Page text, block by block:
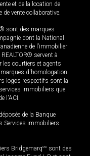
et de la location de
vente collaborative.
sont des marques
dont la National
de l’immobilier
servent à
courtiers et agents
d'homologation
logos respectifs sont la
immobiliers que
l'ACI.
de la Banque
Services immobiliers
BridgemarqMD sont des